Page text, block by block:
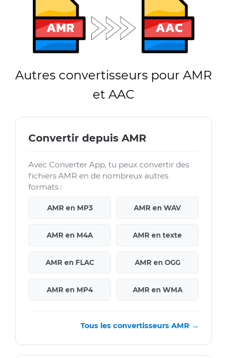
Autres convertisseurs pour AMR
et AAC
Convertir depuis AMR
Avec Converter App, tu peux convertir des
fichiers AMR en de nombreux autres
formats :
AMR en MP3 AMR en WAV
AMR en M4A AMR en texte
AMR en FLAC AMR en OGG
AMR en MP4 AMR en WMA
Tous les convertisseurs AMR →